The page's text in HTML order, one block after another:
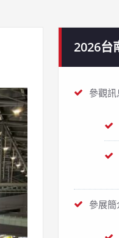
2026台
參觀訊
參展簡